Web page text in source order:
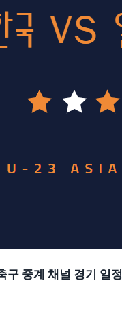
구 중계 채널 경기 일정